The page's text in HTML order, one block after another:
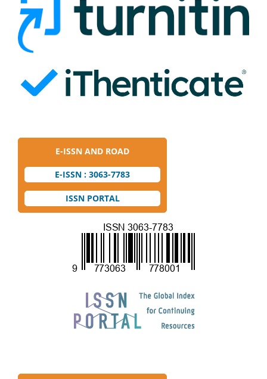
E-ISSN AND ROAD
E-ISSN : 3063-7783
ISSN PORTAL